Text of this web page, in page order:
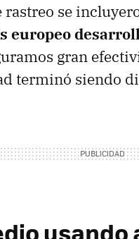
se
europeo
gran
terminó siendo